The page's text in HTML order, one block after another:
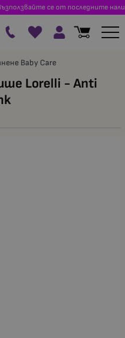
се от последните
Baby Care
Lorelli - Anti